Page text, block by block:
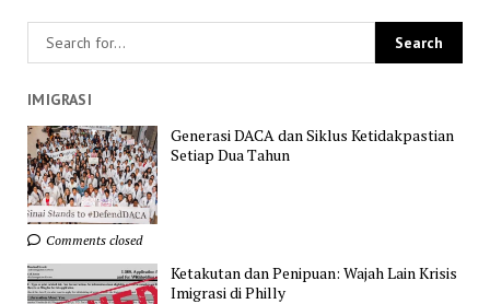
IMIGRASI
Generasi DACA dan Siklus Ketidakpastian
Setiap Dua Tahun
Comments closed
Ketakutan dan Penipuan: Wajah Lain Krisis
Imigrasi di Philly